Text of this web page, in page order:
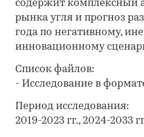
содержит комплексный
рынка угля и прогноз
года по негативному,
инновационному
Список файлов:
- Исследование в
Период исследования:
2019-2023 гг., 2024-2033